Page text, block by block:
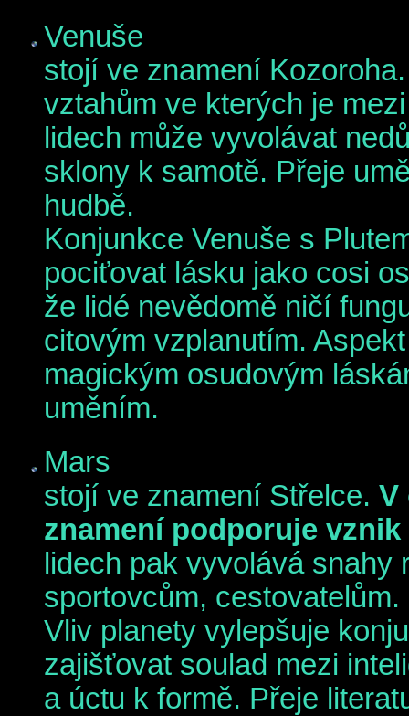
Venuše
stojí ve znamení
vztahům ve kterých je
lidech může vyvolávat
sklony k samotě. Přeje
hudbě.
Konjunkce Venuše s
pociťovat lásku jako cosi
že lidé nevědomě ničí
citovým vzplanutím.
magickým osudovým
uměním.
Mars
stojí ve znamení Střelce. V
znamení podporuje
lidech pak vyvolává
sportovcům,
Vliv planety vylepšuje
zajišťovat soulad mezi
a úctu k formě. Přeje